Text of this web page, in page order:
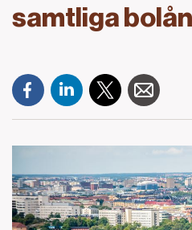
samtliga